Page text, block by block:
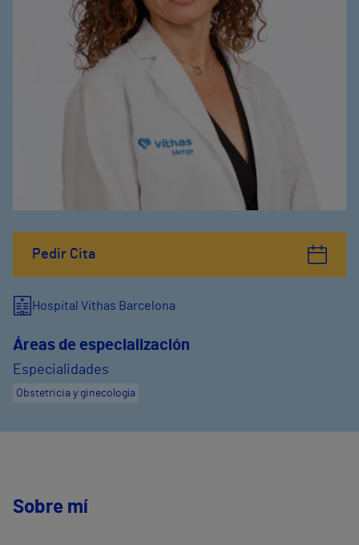
Pedir Cita
Hospital Vithas Barcelona
Áreas de especialización
Especialidades
Obstetricia y ginecología
Sobre mí